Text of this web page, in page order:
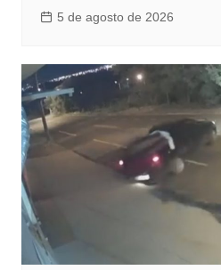
5 de agosto de 2026